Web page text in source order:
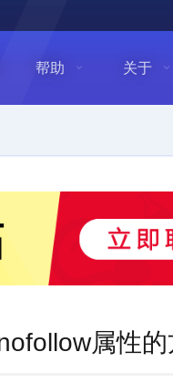
帮助 关于
属性的